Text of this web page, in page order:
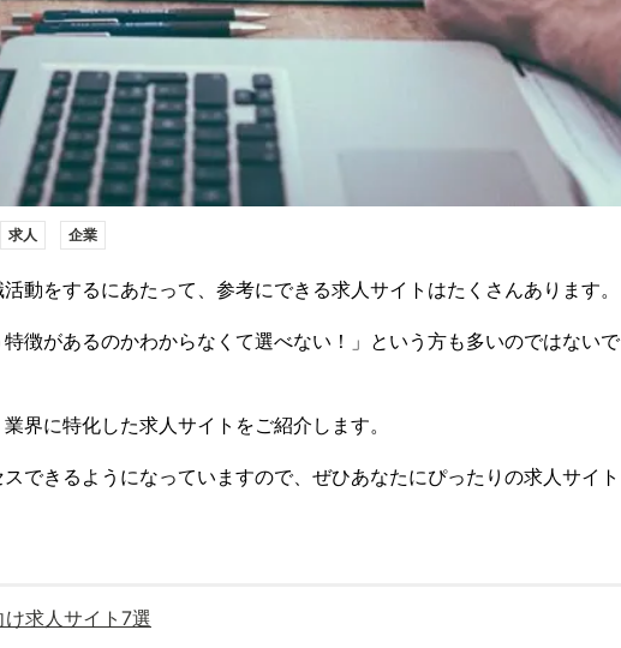
求人 企業
動をするにあたって、参考にできる求人サイトはたくさんあります。
徴があるのかわからなくて選べない！」という方も多いのではないで
界に特化した求人サイトをご紹介します。
できるようになっていますので、ぜひあなたにぴったりの求人サイト
求人サイト7選